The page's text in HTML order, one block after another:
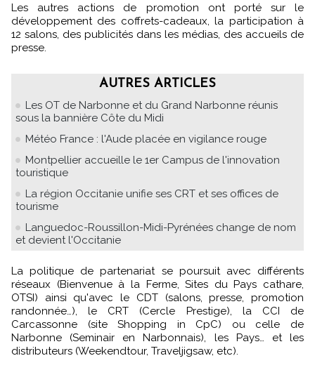
Les autres actions de promotion ont porté sur le
développement des coffrets-cadeaux, la participation à
12 salons, des publicités dans les médias, des accueils de
presse.
AUTRES ARTICLES
Les OT de Narbonne et du Grand Narbonne réunis
sous la bannière Côte du Midi
Météo France : l'Aude placée en vigilance rouge
Montpellier accueille le 1er Campus de l'innovation
touristique
La région Occitanie unifie ses CRT et ses offices de
tourisme
Languedoc-Roussillon-Midi-Pyrénées change de nom
et devient l'Occitanie
La politique de partenariat se poursuit avec différents
réseaux (Bienvenue à la Ferme, Sites du Pays cathare,
OTSI) ainsi qu'avec le CDT (salons, presse, promotion
randonnée…), le CRT (Cercle Prestige), la CCI de
Carcassonne (site Shopping in CpC) ou celle de
Narbonne (Seminair en Narbonnais), les Pays… et les
distributeurs (Weekendtour, Traveljigsaw, etc).